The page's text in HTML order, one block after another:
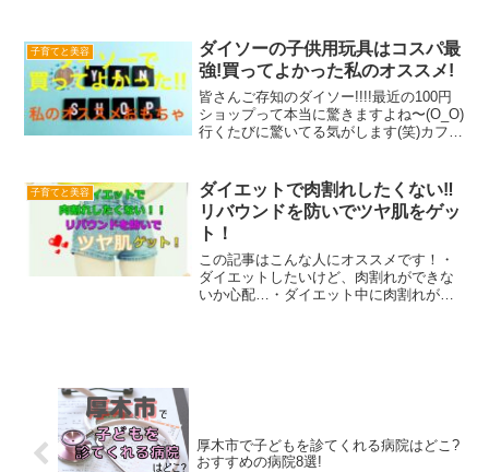
まれるイライラや夫に対する不満……産
後クライシスを放置して...
子育てと美容
ダイソーの子供用玩具はコスパ最
強!買ってよかった私のオススメ!
皆さんご存知のダイソー!!!!最近の100円
ショップって本当に驚きますよね〜(O_O)
行くたびに驚いてる気がします(笑)カフェ
愛いふわふわクッションもあっ...
子育てと美容
ダイエットで肉割れしたくない‼
リバウンドを防いでツヤ肌をゲッ
ト！
この記事はこんな人にオススメです！・
ダイエットしたいけど、肉割れができな
いか心配…・ダイエット中に肉割れが起
厚木市で子どもを診てくれる病院はどこ?
おすすめの病院8選!